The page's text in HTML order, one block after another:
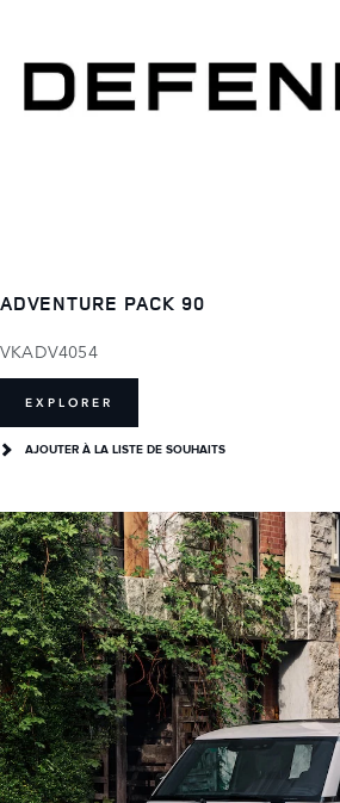
ADVENTURE PACK 90
VKADV4054
EXPLORER
AJOUTER À LA LISTE DE SOUHAITS